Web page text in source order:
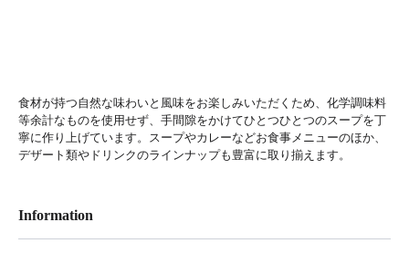
食材が持つ自然な味わいと風味をお楽しみいただくため、化学調味料
等余計なものを使用せず、手間隙をかけてひとつひとつのスープを丁
寧に作り上げています。スープやカレーなどお食事メニューのほか、
デザート類やドリンクのラインナップも豊富に取り揃えます。
Information